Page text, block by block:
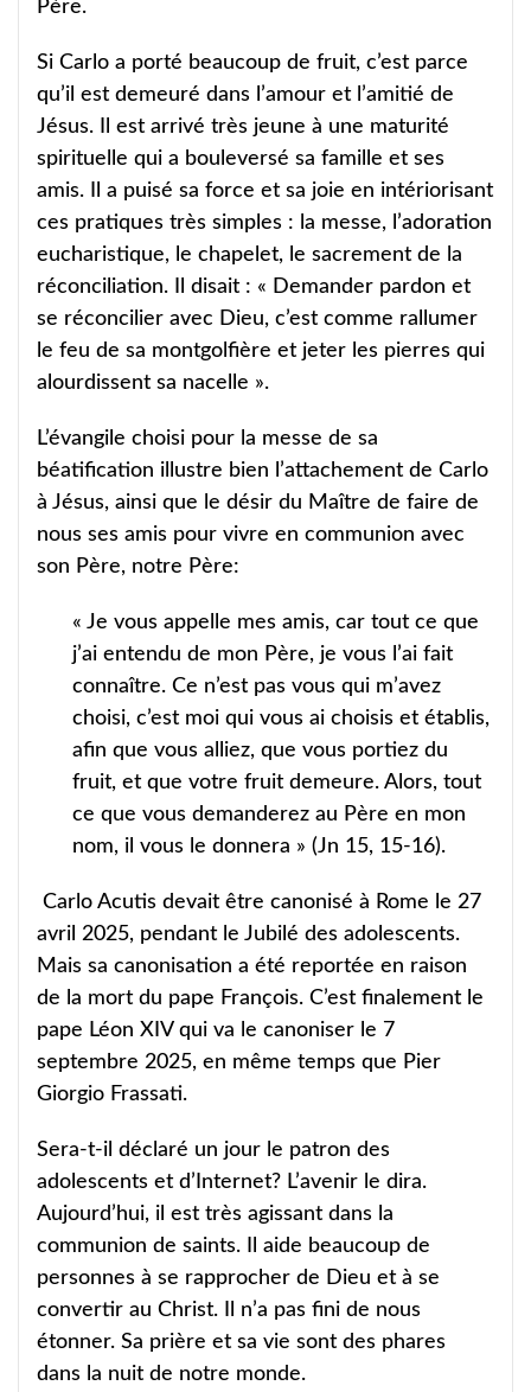
Père.
Si Carlo a porté beaucoup de fruit, c’est parce
qu’il est demeuré dans l’amour et l’amitié de
Jésus. Il est arrivé très jeune à une maturité
spirituelle qui a bouleversé sa famille et ses
amis. Il a puisé sa force et sa joie en intériorisant
ces pratiques très simples : la messe, l’adoration
eucharistique, le chapelet, le sacrement de la
réconciliation. Il disait : « Demander pardon et
se réconcilier avec Dieu, c’est comme rallumer
le feu de sa montgolfière et jeter les pierres qui
alourdissent sa nacelle ».
L’évangile choisi pour la messe de sa
béatification illustre bien l’attachement de Carlo
à Jésus, ainsi que le désir du Maître de faire de
nous ses amis pour vivre en communion avec
son Père, notre Père:
« Je vous appelle mes amis, car tout ce que
j’ai entendu de mon Père, je vous l’ai fait
connaître. Ce n’est pas vous qui m’avez
choisi, c’est moi qui vous ai choisis et établis,
afin que vous alliez, que vous portiez du
fruit, et que votre fruit demeure. Alors, tout
ce que vous demanderez au Père en mon
nom, il vous le donnera » (Jn 15, 15-16).
Carlo Acutis devait être canonisé à Rome le 27
avril 2025, pendant le Jubilé des adolescents.
Mais sa canonisation a été reportée en raison
de la mort du pape François. C’est finalement le
pape Léon XIV qui va le canoniser le 7
septembre 2025, en même temps que Pier
Giorgio Frassati.
Sera-t-il déclaré un jour le patron des
adolescents et d’Internet? L’avenir le dira.
Aujourd’hui, il est très agissant dans la
communion de saints. Il aide beaucoup de
personnes à se rapprocher de Dieu et à se
convertir au Christ. Il n’a pas fini de nous
étonner. Sa prière et sa vie sont des phares
dans la nuit de notre monde.